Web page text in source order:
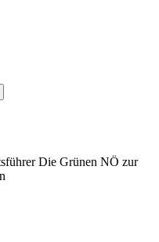
Die Grünen NÖ zur